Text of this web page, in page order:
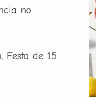
no
Festa de 15